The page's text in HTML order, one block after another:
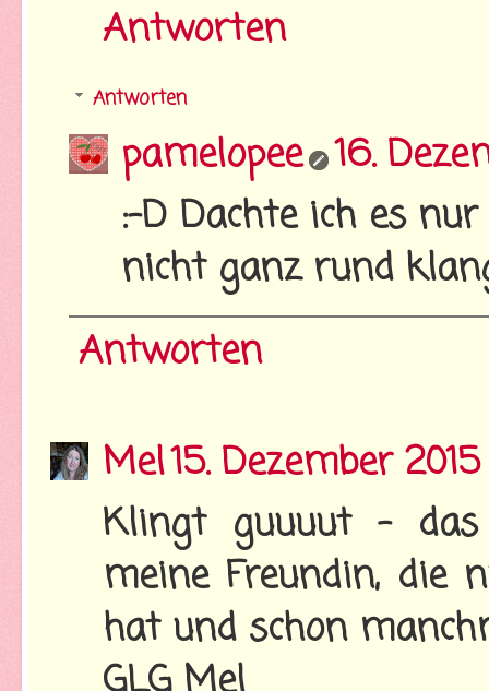
Antworten
Antworten
pamelopee 16.
:-D Dachte ich es
nicht ganz rund
Antworten
Mel15. Dezember
Klingt guuuut -
meine Freundin, die
hat und schon